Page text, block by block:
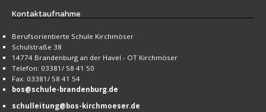
Kontaktaufnahme
Berufsorientierte Schule Kirchmöser
Schulstraße 38
14774 Brandenburg an der Havel - OT Kirchmöser
Telefon: 03381/ 58 41 50
Fax: 03381/ 58 41 54
bos@schule-brandenburg.de
schulleitung@bos-kirchmoeser.de